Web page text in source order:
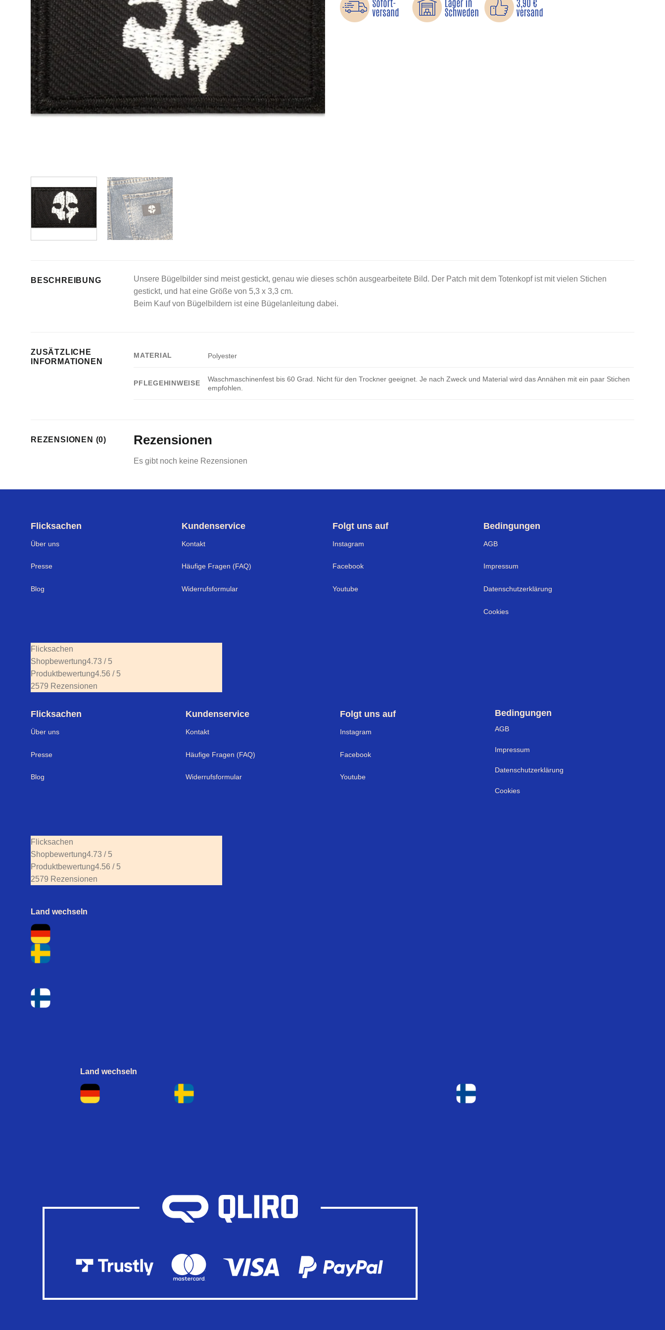
BESCHREIBUNG
Unsere Bügelbilder sind meist gestickt, genau wie dieses schön ausgearbeitete Bild. Der Patch mit dem Totenkopf ist mit vielen Stichen
gestickt, und hat eine Größe von 5,3 x 3,3 cm.
Beim Kauf von Bügelbildern ist eine Bügelanleitung dabei.
ZUSÄTZLICHE
INFORMATIONEN
MATERIAL Polyester
PFLEGEHINWEISE
Waschmaschinenfest bis 60 Grad. Nicht für den Trockner geeignet. Je nach Zweck und Material wird das Annähen mit ein paar Stichen
empfohlen.
REZENSIONEN (0) Rezensionen
Es gibt noch keine Rezensionen
Flicksachen
Über uns
Presse
Blog
Kundenservice
Kontakt
Häufige Fragen (FAQ)
Widerrufsformular
Folgt uns auf
Instagram
Facebook
Youtube
Bedingungen
AGB
Impressum
Datenschutzerklärung
Cookies
Flicksachen
Shopbewertung4.73 / 5
Produktbewertung4.56 / 5
2579 Rezensionen
Flicksachen
Über uns
Presse
Blog
Kundenservice
Kontakt
Häufige Fragen (FAQ)
Widerrufsformular
Folgt uns auf
Instagram
Facebook
Youtube
Bedingungen
AGB
Impressum
Datenschutzerklärung
Cookies
Flicksachen
Shopbewertung4.73 / 5
Produktbewertung4.56 / 5
2579 Rezensionen
Land wechseln
Land wechseln